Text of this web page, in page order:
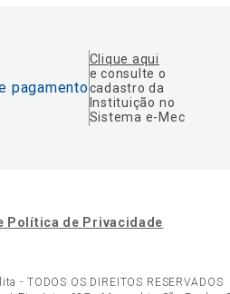
pagamento
Clique aqui
e consulte o
cadastro da
Instituição no
Sistema e-Mec
Política de Privacidade
- TODOS OS DIREITOS RESERVADOS